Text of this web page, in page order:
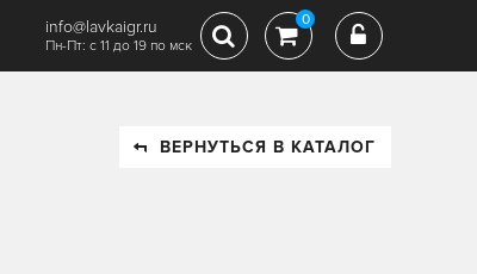
info@lavkaigr.ru
Пн-Пт: с 11 до 19 по мск
0
ВЕРНУТЬСЯ В КАТАЛОГ